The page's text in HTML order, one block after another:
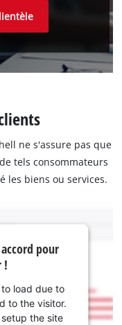
ne s'assure pas que
tels consommateurs
les biens ou services.
pour
!
load due to
to the visitor.
the site